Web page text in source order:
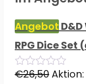
Angebot
RPG Dice Set
0
€26,50Aktion: